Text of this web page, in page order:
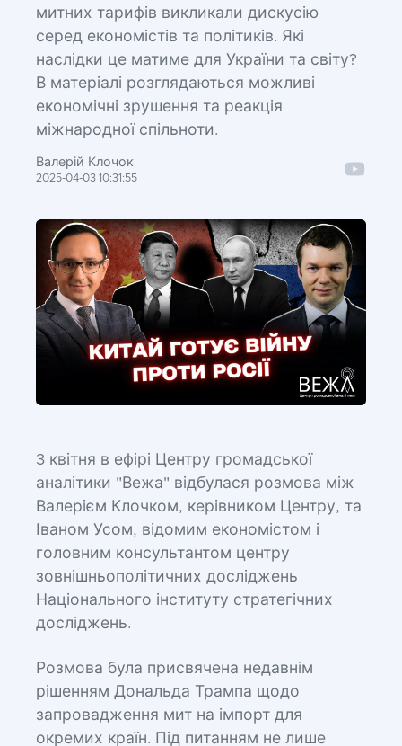
митних тарифів викликали дискусію
серед економістів та політиків. Які
наслідки це матиме для України та світу?
В матеріалі розглядаються можливі
економічні зрушення та реакція
міжнародної спільноти.
Валерій Клочок
2025-04-03 10:31:55
3 квітня в ефірі Центру громадської
аналітики "Вежа" відбулася розмова між
Валерієм Клочком, керівником Центру, та
Іваном Усом, відомим економістом і
головним консультантом центру
зовнішньополітичних досліджень
Національного інституту стратегічних
досліджень.
Розмова була присвячена недавнім
рішенням Дональда Трампа щодо
запровадження мит на імпорт для
окремих країн. Під питанням не лише